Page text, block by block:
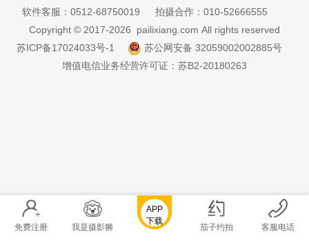
软件客服： 0512-68750019 拍摄合作： 010-52666555
Copyright © 2017-2026 pailixiang.com All rights reserved
苏ICP备17024033号-1
苏公网安备 32059002002885号
增值电信业务经营许可证：苏B2-20180263
免费注册 我是摄影狮
APP
下载
茄子约拍 客服电话